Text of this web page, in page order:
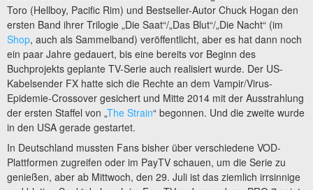
Toro (Hellboy, Pacific Rim) und Bestseller-Autor Chuck Hogan den
ersten Band ihrer Trilogie „Die Saat“/„Das Blut“/„Die Nacht“ (im
Shop, auch als Sammelband) veröffentlicht, aber es hat dann noch
ein paar Jahre gedauert, bis eine bereits vor Beginn des
Buchprojekts geplante TV-Serie auch realisiert wurde. Der US-
Kabelsender FX hatte sich die Rechte an dem Vampir/Virus-
Epidemie-Crossover gesichert und Mitte 2014 mit der Ausstrahlung
der ersten Staffel von „The Strain“ begonnen. Und die zweite wurde
in den USA gerade gestartet.
In Deutschland mussten Fans bisher über verschiedene VOD-
Plattformen zugreifen oder im PayTV schauen, um die Serie zu
genießen, aber ab Mittwoch, den 29. Juli ist das ziemlich irrsinnige